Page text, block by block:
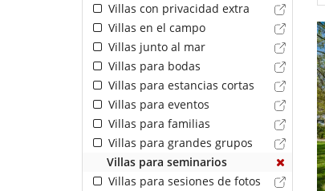
Villas con privacidad extra
Villas en el campo
Villas junto al mar
Villas para bodas
Villas para estancias cortas
Villas para eventos
Villas para familias
Villas para grandes grupos
Villas para seminarios
Villas para sesiones de fotos